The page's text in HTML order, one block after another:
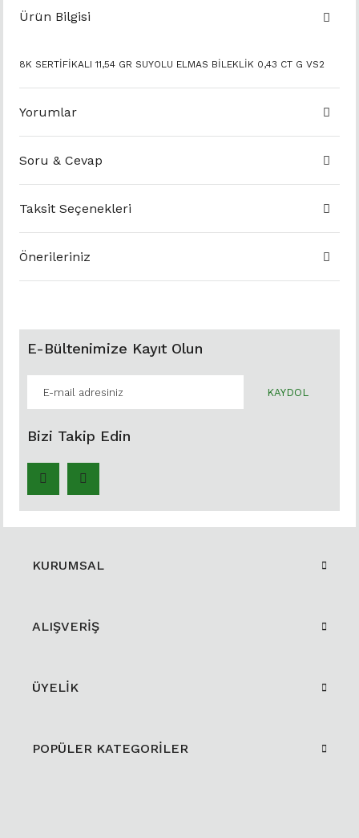
Ürün Bilgisi
8K SERTİFİKALI 11,54 GR SUYOLU ELMAS BİLEKLİK 0,43 CT G VS2
Yorumlar
Soru & Cevap
Taksit Seçenekleri
Önerileriniz
E-Bültenimize Kayıt Olun
KAYDOL
Bizi Takip Edin
KURUMSAL
ALIŞVERİŞ
ÜYELİK
POPÜLER KATEGORİLER